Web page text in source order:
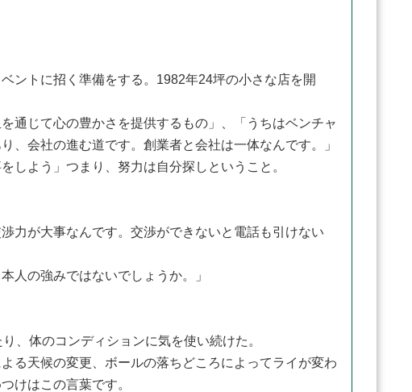
ントに招く準備をする。1982年24坪の小さな店を開
通じて心の豊かさを提供するもの」、「うちはベンチャ
、会社の進む道です。創業者と会社は一体なんです。」
よう」つまり、努力は自分探しということ。
力が大事なんです。交渉ができないと電話も引けない
人の強みではないでしょうか。」
、体のコンディションに気を使い続けた。
る天候の変更、ボールの落ちどころによってライが変わ
けはこの言葉です。